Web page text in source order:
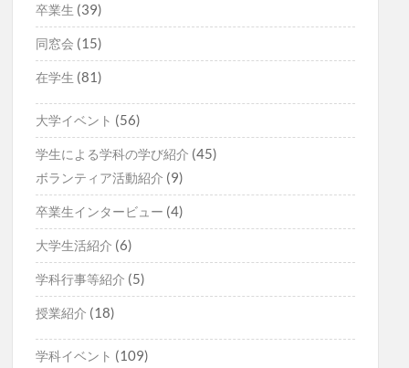
卒業生 (39)
同窓会 (15)
在学生 (81)
大学イベント (56)
学生による学科の学び紹介 (45)
ボランティア活動紹介 (9)
卒業生インタービュー (4)
大学生活紹介 (6)
学科行事等紹介 (5)
授業紹介 (18)
学科イベント (109)